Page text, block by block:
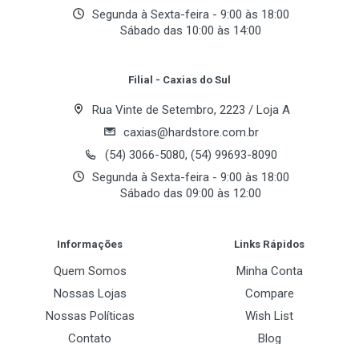
Segunda à Sexta-feira - 9:00 às 18:00
Sábado das 10:00 às 14:00
Filial - Caxias do Sul
Rua Vinte de Setembro, 2223 / Loja A
caxias@hardstore.com.br
(54) 3066-5080, (54) 99693-8090
Segunda à Sexta-feira - 9:00 às 18:00
Sábado das 09:00 às 12:00
Informações
Quem Somos
Nossas Lojas
Nossas Políticas
Contato
Links Rápidos
Minha Conta
Compare
Wish List
Blog